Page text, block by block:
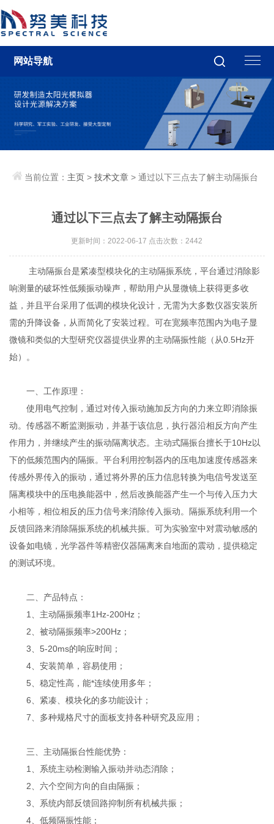
网站导航
当前位置： 主页 >技术文章 > 通过以下三点去了解主动隔振台
通过以下三点去了解主动隔振台
更新时间：2022-06-17 点击次数：2442
主动隔振台是紧凑型模块化的主动隔振系统，平台通过消除影
响测量的破坏性低频振动噪声，帮助用户从显微镜上获得更多收
益，并且平台采用了低调的模块化设计，无需为大多数仪器安装所
需的升降设备，从而简化了安装过程。可在宽频率范围内为电子显
微镜和类似的大型研究仪器提供业界的主动隔振性能（从0.5Hz开
始）。
一、工作原理：
使用电气控制，通过对传入振动施加反方向的力来立即消除振
动。传感器不断监测振动，并基于该信息，执行器沿相反方向产生
作用力，并继续产生的振动隔离状态。主动式隔振台擅长于10Hz以
下的低频范围内的隔振。平台利用控制器内的压电加速度传感器来
传感外界传入的振动，通过将外界的压力信息转换为电信号发送至
隔离模块中的压电换能器中，然后改换能器产生一个与传入压力大
小相等，相位相反的压力信号来消除传入振动。隔振系统利用一个
反馈回路来消除隔振系统的机械共振。可为实验室中对震动敏感的
设备如电镜，光学器件等精密仪器隔离来自地面的震动，提供稳定
的测试环境。
二、产品特点：
1、主动隔振频率1Hz-200Hz；
2、被动隔振频率>200Hz；
3、5-20ms的响应时间；
4、安装简单，容易使用；
5、稳定性高，能*连续使用多年；
6、紧凑、模块化的多功能设计；
7、多种规格尺寸的面板支持各种研究及应用；
三、主动隔振台性能优势：
1、系统主动检测输入振动并动态消除；
2、六个空间方向的自由隔振；
3、系统内部反馈回路抑制所有机械共振；
4、低频隔振性能；